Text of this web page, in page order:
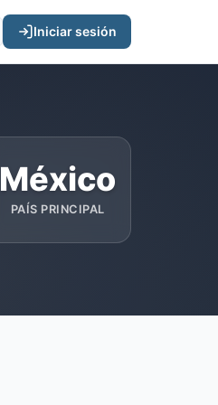
Iniciar sesión
México
PAÍS PRINCIPAL